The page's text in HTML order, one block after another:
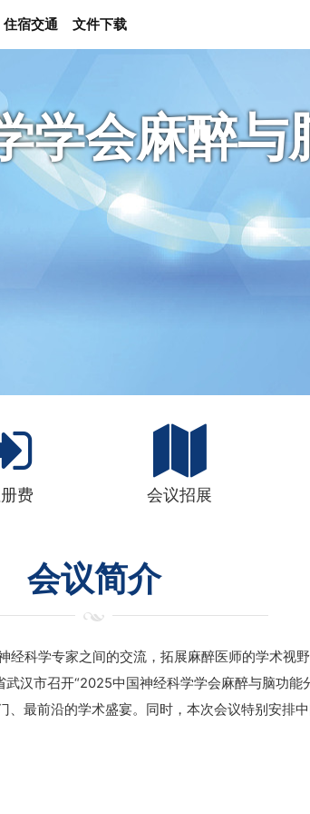
住宿交通 文件下载
学会麻醉与
费 会议招展
会议简介
科学专家之间的交流，拓展麻醉医师的学术视
汉市召开“2025中国神经科学学会麻醉与脑功能
最前沿的学术盛宴。同时，本次会议特别安排